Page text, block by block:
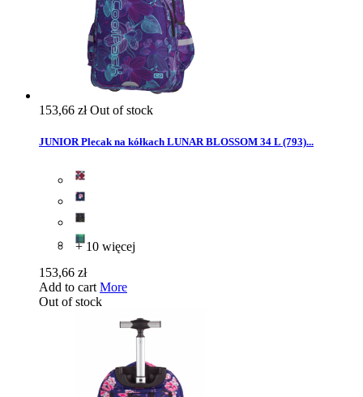
153,66 złOut of stock
JUNIOR Plecak na kółkach LUNAR BLOSSOM 34 L (793)...
+ 10 więcej
153,66 zł
Add to cart More
Out of stock